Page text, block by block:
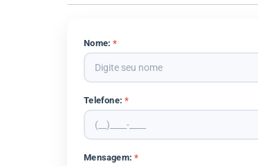
Nome:*
Telefone:*
Mensagem:*